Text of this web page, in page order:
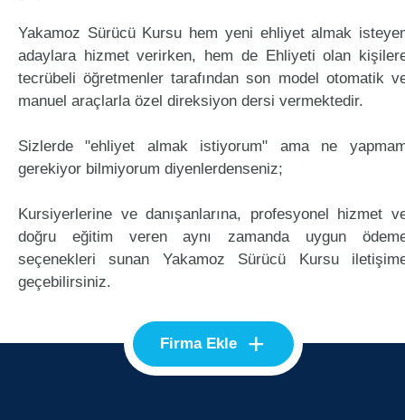
Yakamoz Sürücü Kursu hem yeni ehliyet almak
adaylara hizmet verirken, hem de Ehliyeti olan
tecrübeli öğretmenler tarafından son model otomatik
manuel araçlarla özel direksiyon dersi vermektedir.
Sizlerde "ehliyet almak istiyorum" ama ne
gerekiyor bilmiyorum diyenlerdenseniz;
Kursiyerlerine ve danışanlarına, profesyonel hizmet
doğru eğitim veren aynı zamanda uygun
seçenekleri sunan Yakamoz Sürücü Kursu
geçebilirsiniz.
Firma Ekle +